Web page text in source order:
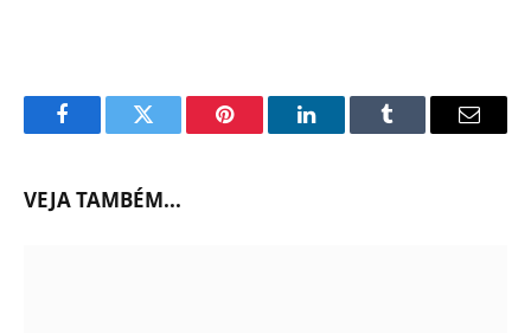
FacebookTwitter Pinterest LinkedInTumblr Email
VEJA TAMBÉM...